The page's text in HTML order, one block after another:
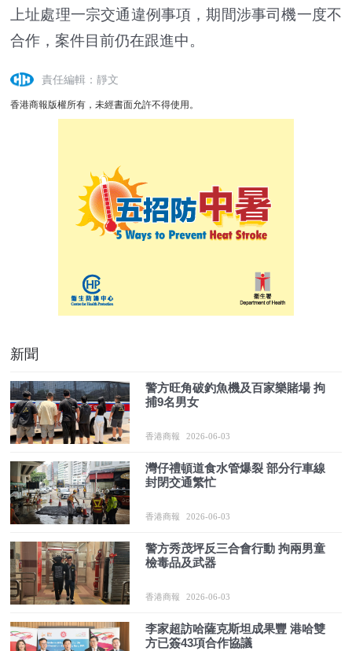
上址處理一宗交通違例事項，期間涉事司機一度不
合作，案件目前仍在跟進中。
責任編輯：靜文
香港商報版權所有，未經書面允許不得使用。
新聞
警方旺角破釣魚機及百家樂賭場 拘
捕9名男女
香港商報 2026-06-03
灣仔禮頓道食水管爆裂 部分行車線
封閉交通繁忙
香港商報 2026-06-03
警方秀茂坪反三合會行動 拘兩男童
檢毒品及武器
香港商報 2026-06-03
李家超訪哈薩克斯坦成果豐 港哈雙
方已簽43項合作協議